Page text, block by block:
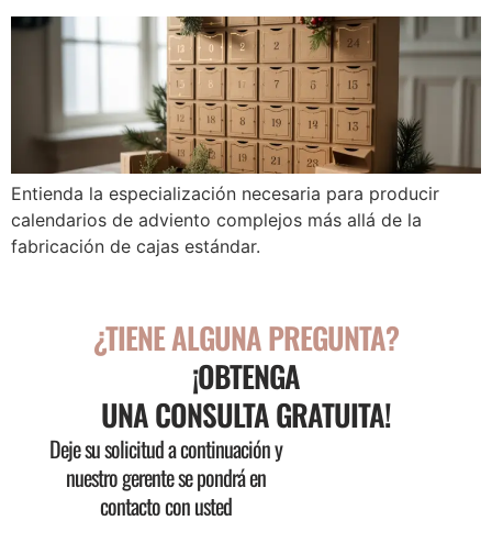
Entienda la especialización necesaria para producir
calendarios de adviento complejos más allá de la
fabricación de cajas estándar.
¿TIENE ALGUNA PREGUNTA?
¡OBTENGA
UNA CONSULTA GRATUITA!
Deje su solicitud a continuación y
nuestro gerente se pondrá en
contacto con usted